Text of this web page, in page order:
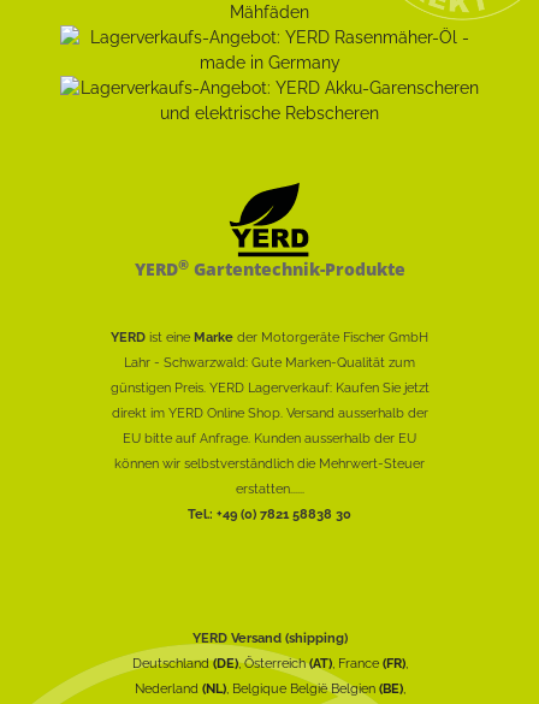
YERD®Gartentechnik-Produkte
YERD ist eine Marke der Motorgeräte Fischer GmbH
Lahr - Schwarzwald: Gute Marken-Qualität zum
günstigen Preis. YERD Lagerverkauf: Kaufen Sie jetzt
direkt im YERD Online Shop. Versand ausserhalb der
EU bitte auf Anfrage. Kunden ausserhalb der EU
können wir selbstverständlich die Mehrwert-Steuer
erstatten......
Tel.: +49 (0) 7821 58838 30
YERD Versand (shipping)
Deutschland(DE), Österreich(AT), France (FR),
Nederland (NL), Belgique België Belgien (BE),